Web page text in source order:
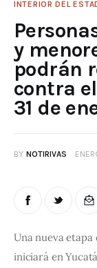
INTERIOR DEL
y
podrán
contra
31 de
BY NOTIRIVAS
Una nueva
iniciará en